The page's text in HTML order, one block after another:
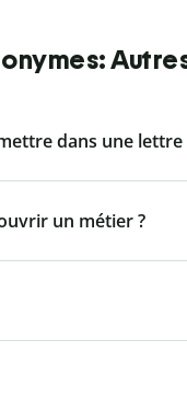
dans une
un métier ?